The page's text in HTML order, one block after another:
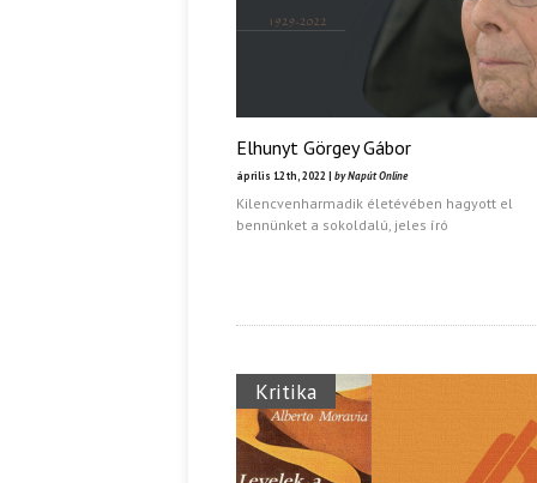
Elhunyt Görgey Gábor
április 12th, 2022 | by Napút Online
Kilencvenharmadik életévében hagyott el
bennünket a sokoldalú, jeles író
Kritika